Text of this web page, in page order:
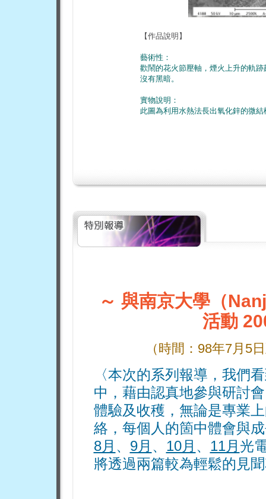
【作品說明】
藝術性：
歡鬧的花火節壓軸，煙火上升的軌
沒有黑暗。
實物說明：
此圖為利用水熱法長出氧化鋅的微
～ 與南京大學（
活動
（時間： 98年7月5
〈本次的系列報導，我們
中，藉由認真地參與研討
體驗及收穫，無論是專業
絡，每個人的箇中體會與
8月 、 9月 、 10月 、 11月 光
將透過兩篇較為輕鬆的見